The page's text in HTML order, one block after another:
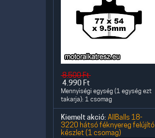
8.500Ft
4.990 Ft
Mennyiségi egység (1 egység ezt
takarja): 1 csomag
Kiemelt akció: AllBalls 18-
3220 hátsó féknyereg felújító
készlet (1 csomag)